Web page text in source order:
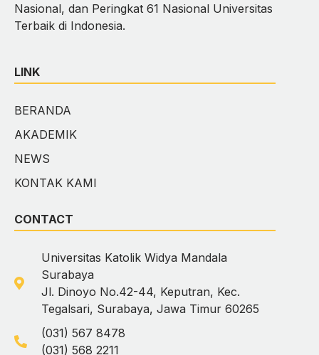
Nasional, dan Peringkat 61 Nasional Universitas
Terbaik di Indonesia.
LINK
BERANDA
AKADEMIK
NEWS
KONTAK KAMI
CONTACT
Universitas Katolik Widya Mandala
Surabaya
Jl. Dinoyo No.42-44, Keputran, Kec.
Tegalsari, Surabaya, Jawa Timur 60265
(031) 567 8478
(031) 568 2211